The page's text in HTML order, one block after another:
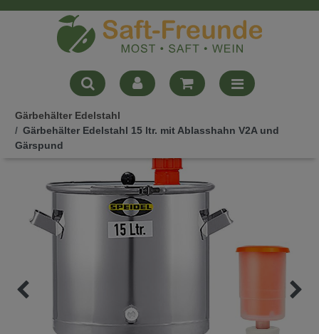
Gärbehälter Edelstahl
Gärbehälter Edelstahl 15 ltr. mit Ablasshahn V2A und
Gärspund